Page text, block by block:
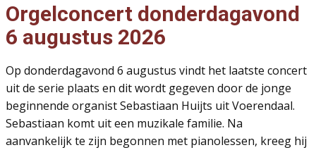
Orgelconcert donderdagavond
6 augustus 2026
Op donderdagavond 6 augustus vindt het laatste concert
uit de serie plaats en dit wordt gegeven door de jonge
beginnende organist Sebastiaan Huijts uit Voerendaal.
Sebastiaan komt uit een muzikale familie. Na
aanvankelijk te zijn begonnen met pianolessen, kreeg hij